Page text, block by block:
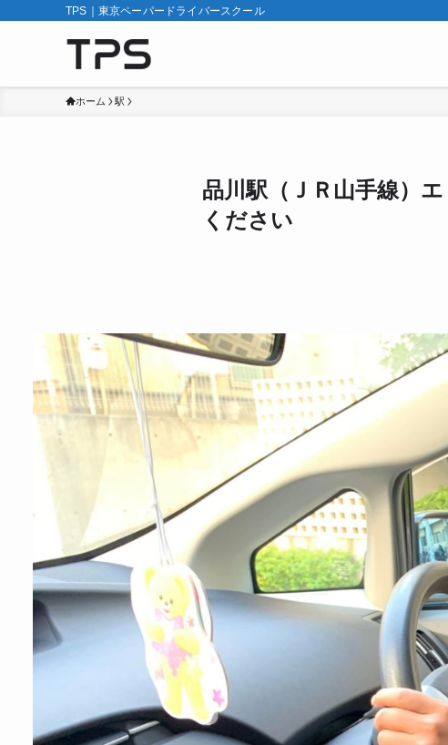
TPS｜東京ペーパードライバースクール
ホーム 駅
品川駅（ＪＲ山手線）
ください